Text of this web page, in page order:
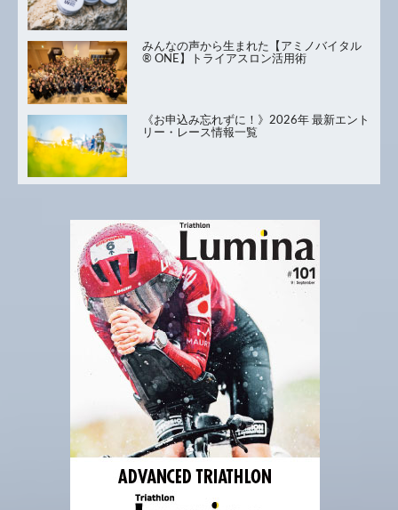
みんなの声から生まれた【アミノバイタル
® ONE】トライアスロン活用術
《お申込み忘れずに！》2026年 最新エント
リー・レース情報一覧